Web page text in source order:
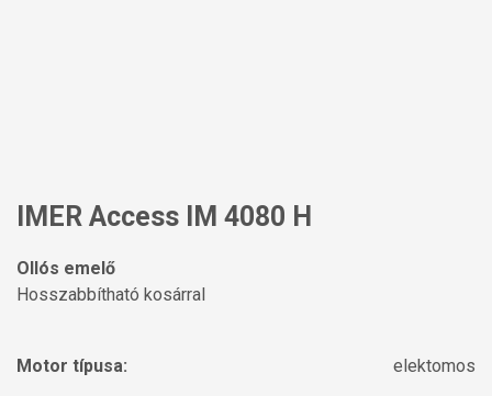
IMER Access IM 4080 H
Ollós emelő
Hosszabbítható kosárral
Motor típusa:
elektomos